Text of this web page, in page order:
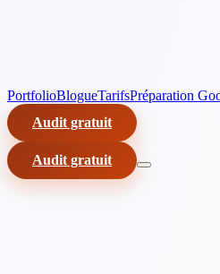
PortfolioBlogueTarifsPréparation
Audit gratuit
Audit gratuit